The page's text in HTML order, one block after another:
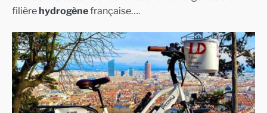
filière hydrogènefrançaise….